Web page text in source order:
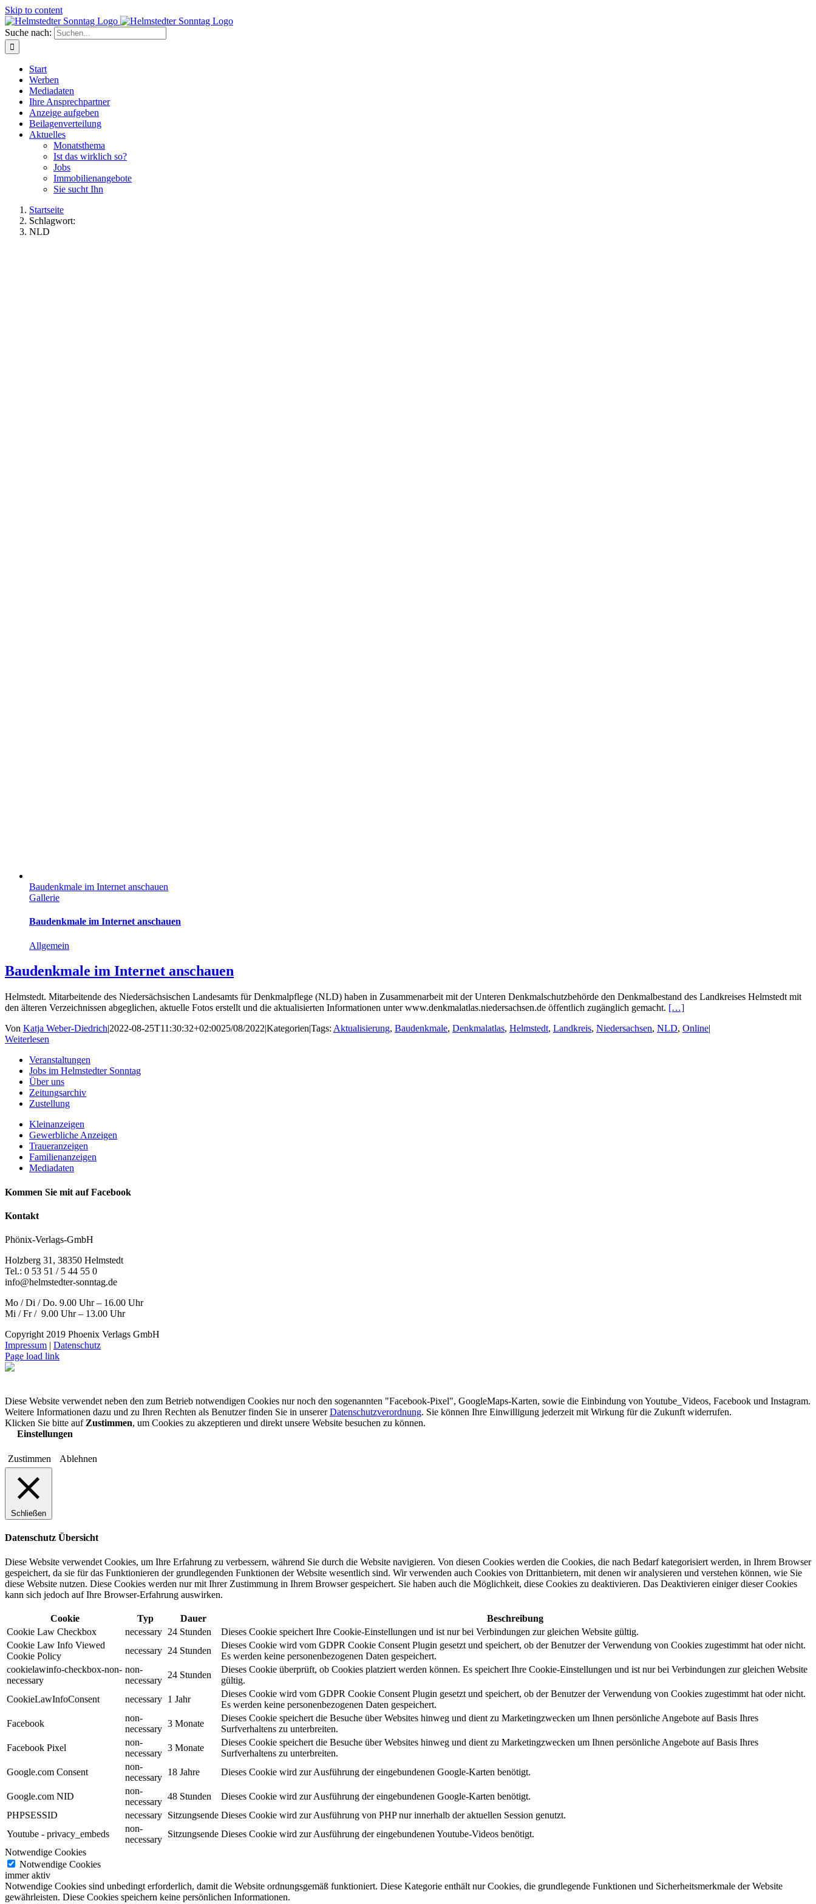
Skip to content
Suche nach:
Start
Werben
Mediadaten
Ihre Ansprechpartner
Anzeige aufgeben
Beilagenverteilung
Aktuelles
Monatsthema
Ist das wirklich so?
Jobs
Immobilienangebote
Sie sucht Ihn
Startseite
Schlagwort:
NLD
Baudenkmale im Internet anschauen
Gallerie
Baudenkmale im Internet anschauen
Allgemein
Baudenkmale im Internet anschauen
Helmstedt. Mitarbeitende des Niedersächsischen Landesamts für Denkmalpflege (NLD) haben in Zusammenarbeit mit der Unteren Denkmalschutzbehörde den Denkmalbestand des Landkreises Helmstedt mit
den älteren Verzeichnissen abgeglichen, aktuelle Fotos erstellt und die aktualisierten Informationen unter www.denkmalatlas.niedersachsen.de öffentlich zugänglich gemacht. […]
Von Katja Weber-Diedrich|2022-08-25T11:30:32+02:0025/08/2022|Kategorien|Tags: Aktualisierung, Baudenkmale, Denkmalatlas, Helmstedt, Landkreis, Niedersachsen, NLD, Online|
Weiterlesen
Veranstaltungen
Jobs im Helmstedter Sonntag
Über uns
Zeitungsarchiv
Zustellung
Kleinanzeigen
Gewerbliche Anzeigen
Traueranzeigen
Familienanzeigen
Mediadaten
Kommen Sie mit auf Facebook
Kontakt
Phönix-Verlags-GmbH
Holzberg 31, 38350 Helmstedt
Tel.: 0 53 51 / 5 44 55 0
info@helmstedter-sonntag.de
Mo / Di / Do. 9.00 Uhr – 16.00 Uhr
Mi / Fr / 9.00 Uhr – 13.00 Uhr
Copyright 2019 Phoenix Verlags GmbH
Impressum | Datenschutz
Page load link
Diese Website verwendet neben den zum Betrieb notwendigen Cookies nur noch den sogenannten "Facebook-Pixel", GoogleMaps-Karten, sowie die Einbindung von Youtube_Videos, Facebook und Instagram.
Weitere Informationen dazu und zu Ihren Rechten als Benutzer finden Sie in unsererDatenschutzverordnung. Sie können Ihre Einwilligung jederzeit mit Wirkung für die Zukunft widerrufen.
Klicken Sie bitte auf Zustimmen, um Cookies zu akzeptieren und direkt unsere Website besuchen zu können.
Einstellungen
Zustimmen Ablehnen
Schließen
Datenschutz Übersicht
Diese Website verwendet Cookies, um Ihre Erfahrung zu verbessern, während Sie durch die Website navigieren. Von diesen Cookies werden die Cookies, die nach Bedarf kategorisiert werden, in Ihrem Browser
gespeichert, da sie für das Funktionieren der grundlegenden Funktionen der Website wesentlich sind. Wir verwenden auch Cookies von Drittanbietern, mit denen wir analysieren und verstehen können, wie Sie
diese Website nutzen. Diese Cookies werden nur mit Ihrer Zustimmung in Ihrem Browser gespeichert. Sie haben auch die Möglichkeit, diese Cookies zu deaktivieren. Das Deaktivieren einiger dieser Cookies
kann sich jedoch auf Ihre Browser-Erfahrung auswirken.
Cookie Typ Dauer
Beschreibung
Cookie Law Checkbox
necessary 24 Stunden
Dieses Cookie speichert Ihre Cookie-Einstellungen und ist nur bei Verbindungen zur gleichen Website gültig.
Cookie Law Info Viewed
Cookie Policy
necessary 24 Stunden
Dieses Cookie wird vom GDPR Cookie Consent Plugin gesetzt und speichert, ob der Benutzer der Verwendung von Cookies zugestimmt hat oder nicht.
Es werden keine personenbezogenen Daten gespeichert.
cookielawinfo-checkbox-non-
necessary
non-
necessary
24 Stunden
Dieses Cookie überprüft, ob Cookies platziert werden können. Es speichert Ihre Cookie-Einstellungen und ist nur bei Verbindungen zur gleichen Website
gültig.
CookieLawInfoConsent
necessary 1 Jahr
Dieses Cookie wird vom GDPR Cookie Consent Plugin gesetzt und speichert, ob der Benutzer der Verwendung von Cookies zugestimmt hat oder nicht.
Es werden keine personenbezogenen Daten gespeichert.
Facebook
non-
necessary
3 Monate
Dieses Cookie speichert die Besuche über Websites hinweg und dient zu Marketingzwecken um Ihnen persönliche Angebote auf Basis Ihres
Surfverhaltens zu unterbreiten.
Facebook Pixel
non-
necessary
3 Monate
Dieses Cookie speichert die Besuche über Websites hinweg und dient zu Marketingzwecken um Ihnen persönliche Angebote auf Basis Ihres
Surfverhaltens zu unterbreiten.
Google.com Consent
non-
necessary
18 Jahre Dieses Cookie wird zur Ausführung der eingebundenen Google-Karten benötigt.
Google.com NID
non-
necessary
48 Stunden
Dieses Cookie wird zur Ausführung der eingebundenen Google-Karten benötigt.
PHPSESSID
necessary Sitzungsende Dieses Cookie wird zur Ausführung von PHP nur innerhalb der aktuellen Session genutzt.
Youtube - privacy_embeds
non-
necessary
Sitzungsende Dieses Cookie wird zur Ausführung der eingebundenen Youtube-Videos benötigt.
Notwendige Cookies
Notwendige Cookies
immer aktiv
Notwendige Cookies sind unbedingt erforderlich, damit die Website ordnungsgemäß funktioniert. Diese Kategorie enthält nur Cookies, die grundlegende Funktionen und Sicherheitsmerkmale der Website
gewährleisten. Diese Cookies speichern keine persönlichen Informationen.